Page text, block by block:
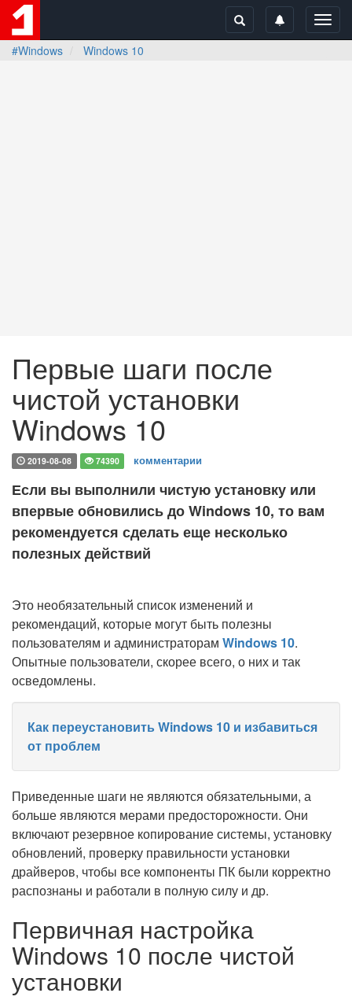
#Windows
Windows 10
Первые шаги после
чистой установки
Windows 10
2019-08-08 74390 комментарии
Если вы выполнили чистую установку или
впервые обновились до Windows 10, то вам
рекомендуется сделать еще несколько
полезных действий
Это необязательный список изменений и
рекомендаций, которые могут быть полезны
пользователям и администраторам Windows 10.
Опытные пользователи, скорее всего, о них и так
осведомлены.
Как переустановить Windows 10 и избавиться
от проблем
Приведенные шаги не являются обязательными, а
больше являются мерами предосторожности. Они
включают резервное копирование системы, установку
обновлений, проверку правильности установки
драйверов, чтобы все компоненты ПК были корректно
распознаны и работали в полную силу и др.
Первичная настройка
Windows 10 после чистой
установки